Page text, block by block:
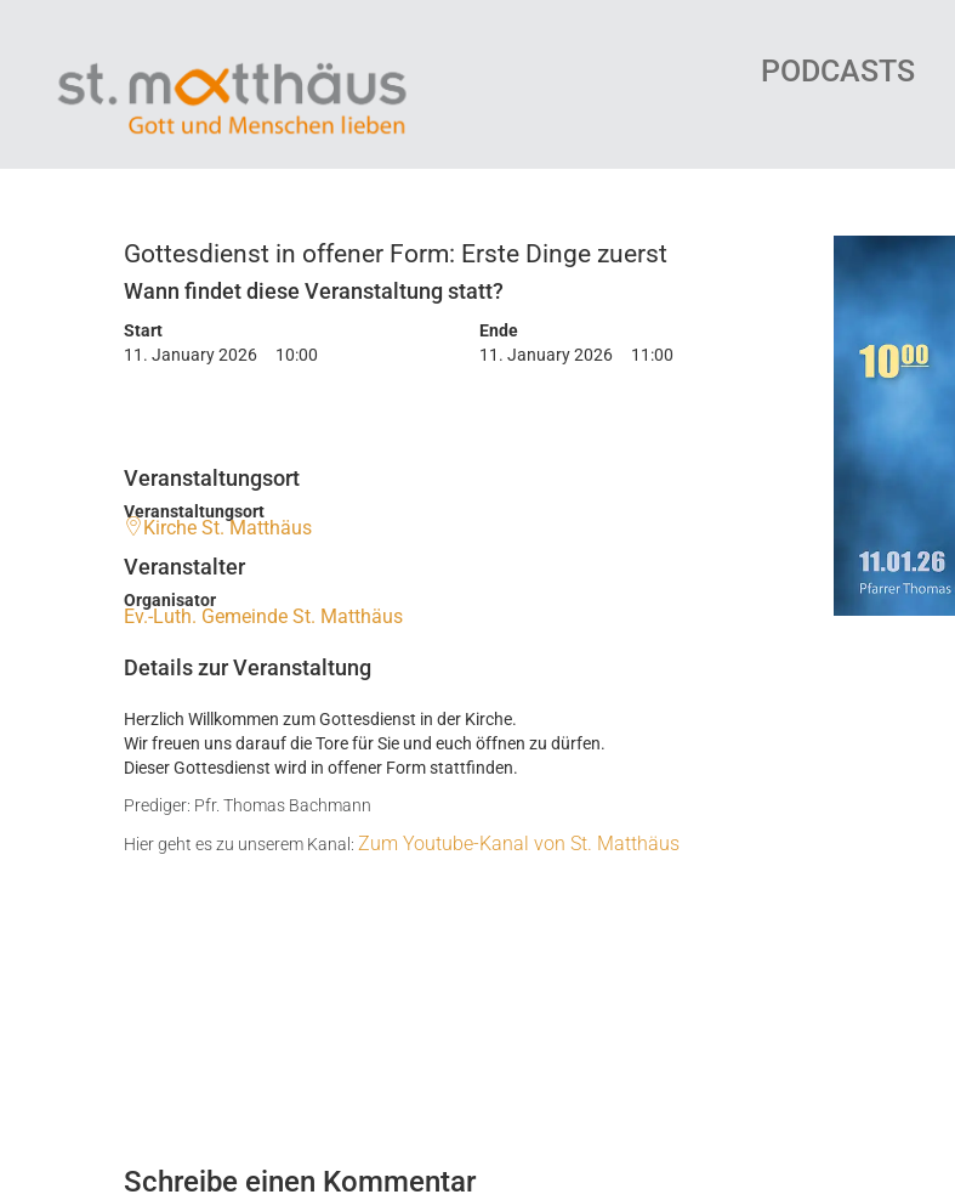
PODCASTS
Gottesdienst in offener Form: Erste Dinge zuerst
Wann findet diese Veranstaltung statt?
Start
11. January 2026
10:00
Ende
11. January 2026
11:00
Veranstaltungsort
Veranstaltungsort
Kirche St. Matthäus
Veranstalter
Organisator
Ev.-Luth. Gemeinde St. Matthäus
Details zur Veranstaltung
Herzlich Willkommen zum Gottesdienst in der Kirche.
Wir freuen uns darauf die Tore für Sie und euch öffnen zu dürfen.
Dieser Gottesdienst wird in offener Form stattfinden.
Prediger: Pfr. Thomas Bachmann
Hier geht es zu unserem Kanal: Zum Youtube-Kanal von St. Matthäus
Schreibe einen Kommentar